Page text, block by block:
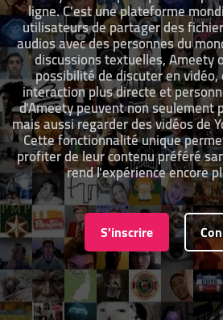
ligne. C'est une plateforme
utilisateurs de partager des
audios avec des personnes du
discussions textuelles, Ameety
possibilité de discuter en
interaction plus directe et
d'Ameety peuvent non seulement
mais aussi regarder des vidéos de
Cette fonctionnalité unique
profiter de leur contenu préféré
rend l'expérience encore
S'inscrire